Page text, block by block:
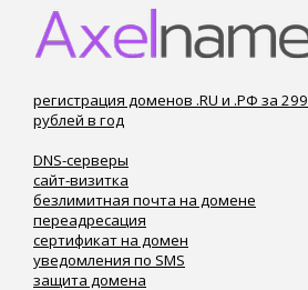
регистрация доменов .RU и .РФ за 299
рублей в год
DNS-серверы
сайт-визитка
безлимитная почта на домене
переадресация
сертификат на домен
уведомления по SMS
защита домена